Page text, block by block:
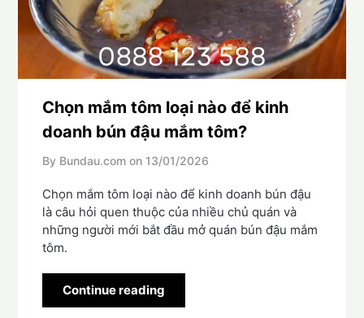
Chọn mắm tôm loại nào để kinh
doanh bún đậu mắm tôm?
By Bundau.com on 13/01/2026
Chọn mắm tôm loại nào để kinh doanh bún đậu
là câu hỏi quen thuộc của nhiều chủ quán và
những người mới bắt đầu mở quán bún đậu mắm
tôm.
Continue reading